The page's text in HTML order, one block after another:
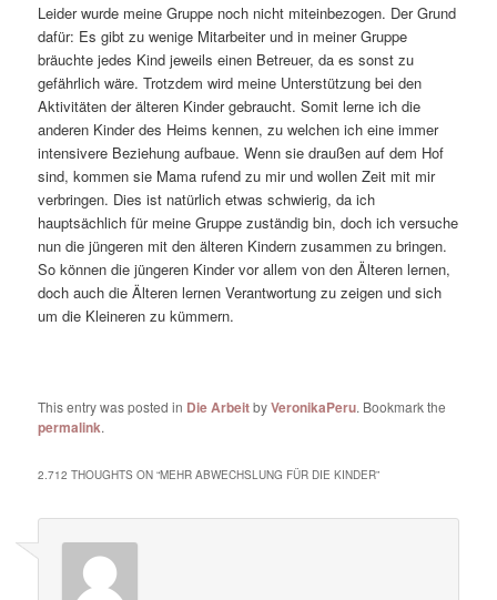
Leider wurde meine Gruppe noch nicht miteinbezogen. Der Grund
dafür: Es gibt zu wenige Mitarbeiter und in meiner Gruppe
bräuchte jedes Kind jeweils einen Betreuer, da es sonst zu
gefährlich wäre. Trotzdem wird meine Unterstützung bei den
Aktivitäten der älteren Kinder gebraucht. Somit lerne ich die
anderen Kinder des Heims kennen, zu welchen ich eine immer
intensivere Beziehung aufbaue. Wenn sie draußen auf dem Hof
sind, kommen sie Mama rufend zu mir und wollen Zeit mit mir
verbringen. Dies ist natürlich etwas schwierig, da ich
hauptsächlich für meine Gruppe zuständig bin, doch ich versuche
nun die jüngeren mit den älteren Kindern zusammen zu bringen.
So können die jüngeren Kinder vor allem von den Älteren lernen,
doch auch die Älteren lernen Verantwortung zu zeigen und sich
um die Kleineren zu kümmern.
This entry was posted in Die ArbeitbyVeronikaPeru. Bookmark the
permalink.
2.712 THOUGHTS ON “MEHR ABWECHSLUNG FÜR DIE KINDER”